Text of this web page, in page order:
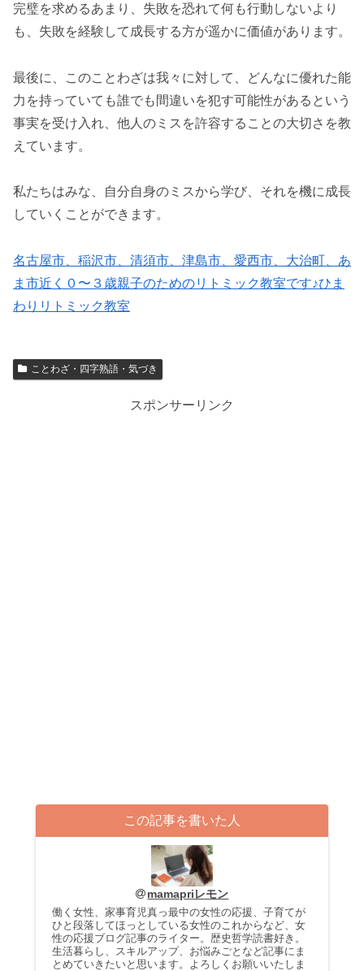
完璧を求めるあまり、失敗を恐れて何も行動しないより
も、失敗を経験して成長する方が遥かに価値があります。
最後に、このことわざは我々に対して、どんなに優れた能
力を持っていても誰でも間違いを犯す可能性があるという
事実を受け入れ、他人のミスを許容することの大切さを教
えています。
私たちはみな、自分自身のミスから学び、それを機に成長
していくことができます。
名古屋市、稲沢市、清須市、津島市、愛西市、大治町、あ
ま市近く０〜３歳親子のためのリトミック教室です♪ひま
わりリトミック教室
ことわざ・四字熟語・気づき
スポンサーリンク
この記事を書いた人
mamapriレモン
働く女性、家事育児真っ最中の女性の応援、子育てが
ひと段落してほっとしている女性のこれからなど、女
性の応援ブログ記事のライター。歴史哲学読書好き。
生活暮らし、スキルアップ、お悩みごとなど記事にま
とめていきたいと思います。よろしくお願いいたしま